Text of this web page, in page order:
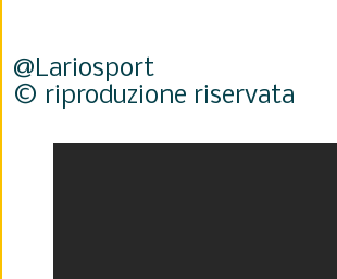
@Lariosport
© riproduzione riservata